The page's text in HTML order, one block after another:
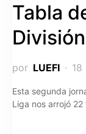
Tabla
por LUEFI
Esta segunda
Liga nos arrojó